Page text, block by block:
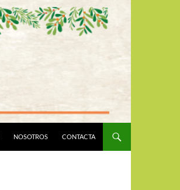
NOSOTROS CONTACTA